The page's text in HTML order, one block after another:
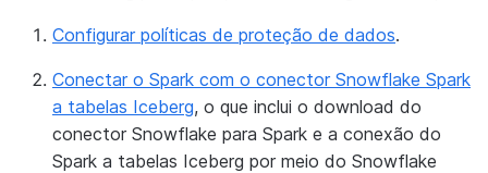
Configurar políticas de proteção de dados.
Conectar o Spark com o conector Snowflake Spark
a tabelas Iceberg, o que inclui o download do
conector Snowflake para Spark e a conexão do
Spark a tabelas Iceberg por meio do Snowflake